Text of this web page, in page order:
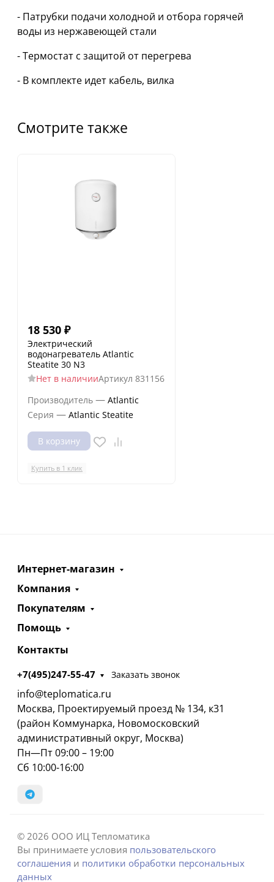
- Патрубки подачи холодной и отбора горячей
воды из нержавеющей стали
- Термостат с защитой от перегрева
- В комплекте идет кабель, вилка
Смотрите также
18 530 ₽
Электрический
водонагреватель Atlantic
Steatite 30 N3
Нет в наличииАртикул 831156
Производитель — Atlantic
Серия — Atlantic Steatite
В корзину
Купить в 1 клик
Интернет-магазин
Компания
Покупателям
Помощь
Контакты
+7(495)247-55-47 Заказать звонок
info@teplomatica.ru
Москва, Проектируемый проезд № 134, к31
(район Коммунарка, Новомосковский
административный округ, Москва)
Пн—Пт 09:00 – 19:00
Сб 10:00-16:00
© 2026 ООО ИЦ Тепломатика
Вы принимаете условия пользовательского
соглашения и политики обработки персональных
данных